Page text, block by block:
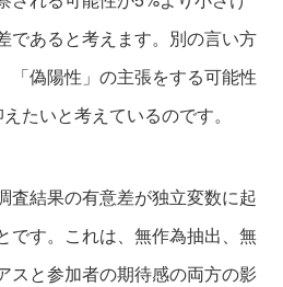
であると考えます。別の言い方
「偽陽性」の主張をする可能性
たいと考えているのです。
査結果の有意差が独立変数に起
です。これは、無作為抽出、無
スと参加者の期待感の両方の影